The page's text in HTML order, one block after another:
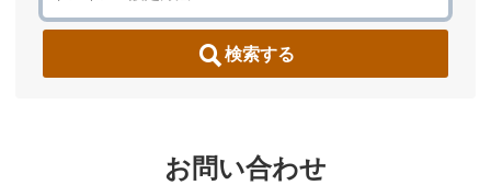
検索する
お問い合わせ